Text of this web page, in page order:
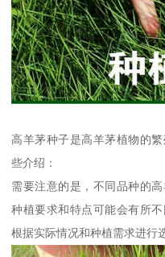
高羊茅种子是高羊茅植物的
些介绍：
需要注意的是，不同品种的
种植要求和特点可能会有所
根据实际情况和种植需求进行